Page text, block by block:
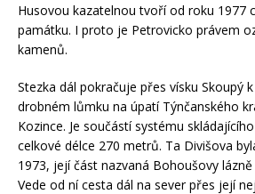
Husovou kazatelnou tvoří od roku 1977
památku. I proto je Petrovicko právem
kamenů.
Stezka dál pokračuje přes vísku Skoupý
drobném lůmku na úpatí Týnčanského
Kozince. Je součástí systému
celkové délce 270 metrů. Ta Divišova
1973, její část nazvaná Bohoušovy
Vede od ní cesta dál na sever přes její